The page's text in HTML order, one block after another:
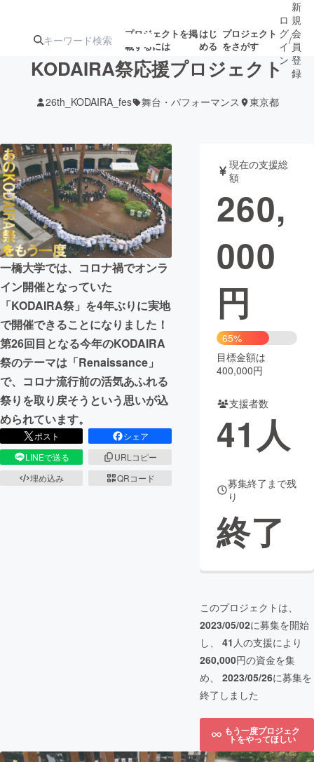
プロジェクトを掲
載するには
はじ
める
プロジェクト
をさがす
アート・写真
テクノロジー・ガジェット ゲーム・サ
映像・映画 書籍・雑誌
ビジネス・起業
まちづくり・地域活性化
CAMPFIRE for Social Good
CAMPFIREふるさと納税machi-ya コミュニティ
ロ
グ
イ
ン
/
新
規
会
員
登
録
KODAIRA祭応援プロジェクト
26th_KODAIRA_fes 舞台・パフォーマンス 東京都
一橋大学では、コロナ禍でオンラ
イン開催となっていた
「KODAIRA祭」を4年ぶりに実地
で開催できることになりました！
第26回目となる今年のKODAIRA
祭のテーマは「Renaissance」
で、コロナ流行前の活気あふれる
祭りを取り戻そうという思いが込
められています。
ポスト
シェア
LINEで送る
URLコピー
埋め込み
QRコード
現在の支援総
額
260,
000
円
65%
目標金額は
400,000円
支援者数
41 人
募集終了まで残
り
終了
このプロジェクトは、
2023/05/02に募集を開始
し、 41 人の支援により
260,000円の資金を集
め、 2023/05/26に募集を
終了しました
もう一度プロジェク
トをやってほしい